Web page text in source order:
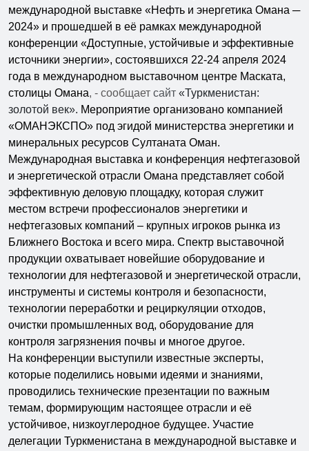
международной выставке «Нефть и энергетика Омана ─
2024» и прошедшей в её рамках международной
конференции «Доступные, устойчивые и эффективные
источники энергии», состоявшихся 22-24 апреля 2024
года в международном выставочном центре Маската,
столицы Омана, - сообщает сайт «Туркменистан:
золотой век». Мероприятие организовано компанией
«ОМАНЭКСПО» под эгидой министерства энергетики и
минеральных ресурсов Султаната Оман.
Международная выставка и конференция нефтегазовой
и энергетической отрасли Омана представляет собой
эффективную деловую площадку, которая служит
местом встречи профессионалов энергетики и
нефтегазовых компаний – крупных игроков рынка из
Ближнего Востока и всего мира. Спектр выставочной
продукции охватывает новейшие оборудование и
технологии для нефтегазовой и энергетической отрасли,
инструменты и системы контроля и безопасности,
технологии переработки и рециркуляции отходов,
очистки промышленных вод, оборудование для
контроля загрязнения почвы и многое другое.
На конференции выступили известные эксперты,
которые поделились новыми идеями и знаниями,
проводились технические презентации по важным
темам, формирующим настоящее отрасли и её
устойчивое, низкоуглеродное будущее. Участие
делегации Туркменистана в международной выставке и